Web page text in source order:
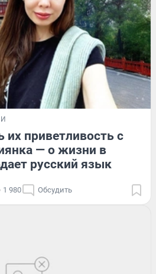
их приветливость с
— о жизни в
русский язык
1 980 Обсудить